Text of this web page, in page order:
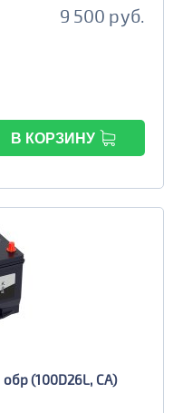
9 500 руб.
В КОРЗИНУ
обр (100D26L, CA)